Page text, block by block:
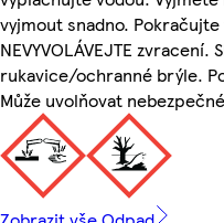
vyjmout snadno.
NEVYVOLÁVEJTE
rukavice/ochranné brýle.
Může uvolňovat